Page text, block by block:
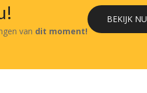
van dit moment!
BEKIJK NU